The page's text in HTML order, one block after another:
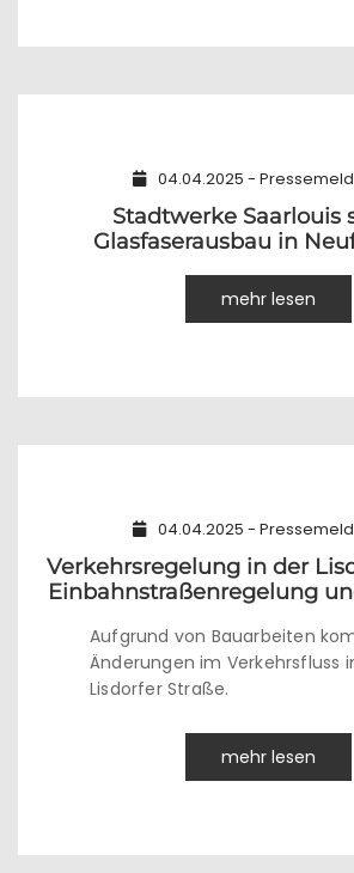
04.04.2025 -
Stadtwerke Saarlouis
Glasfaserausbau in
mehr lesen
04.04.2025 -
Verkehrsregelung in der
Einbahnstraßenregelung
Aufgrund von Bauarbeiten
Änderungen im Verkehrsfluss
Lisdorfer Straße.
mehr lesen